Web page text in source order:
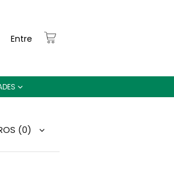
Entre
(0)